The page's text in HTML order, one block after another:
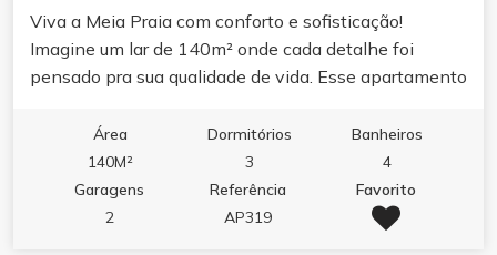
Viva a Meia Praia com conforto e sofisticação!
Imagine um lar de 140m² onde cada detalhe foi
pensado pra sua qualidade de vida. Esse apartamento
acolhedores. Ao entrar, o living amplo e integrado
recebe luz natural da frente norte o dia todo. É o
cenário perfeito para os momentos em família e para
receber quem você gosta. Um prédio de 18
Área
140M²
Dormitórios
3
Banheiros
4
Garagens
2
Referência
AP319
Favorito